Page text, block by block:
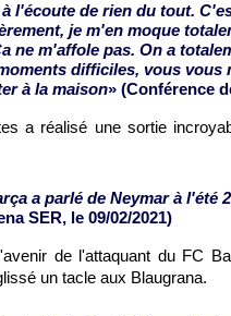
l'écoute de rien du tout.
je m'en moque
ne m'affole pas. On a
difficiles, vous vous
à la maison» (Conférence
a réalisé une sortie
a parlé de Neymar à l'été
SER, le 09/02/2021)
de l'attaquant du FC
un tacle aux Blaugrana.